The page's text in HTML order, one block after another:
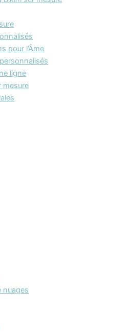
pour l’Âme
ligne
mesure
nuages